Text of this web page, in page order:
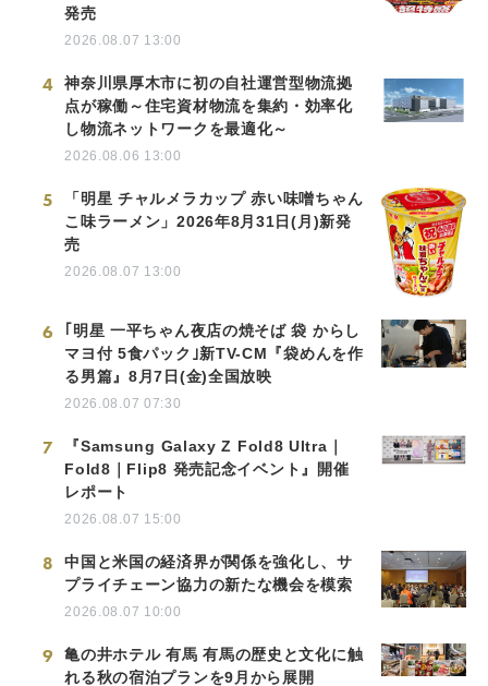
発売
2026.08.07 13:00
4
神奈川県厚木市に初の自社運営型物流拠
点が稼働～住宅資材物流を集約・効率化
し物流ネットワークを最適化～
2026.08.06 13:00
5
「明星 チャルメラカップ 赤い味噌ちゃん
こ味ラーメン」2026年8月31日(月)新発
売
2026.08.07 13:00
6
｢明星 一平ちゃん夜店の焼そば 袋 からし
マヨ付 5食パック｣新TV-CM『袋めんを作
る男篇』8月7日(金)全国放映
2026.08.07 07:30
7
『Samsung Galaxy Z Fold8 Ultra｜
Fold8｜Flip8 発売記念イベント』開催
レポート
2026.08.07 15:00
8
中国と米国の経済界が関係を強化し、サ
プライチェーン協力の新たな機会を模索
2026.08.07 10:00
9
亀の井ホテル 有馬 有馬の歴史と文化に触
れる秋の宿泊プランを9月から展開